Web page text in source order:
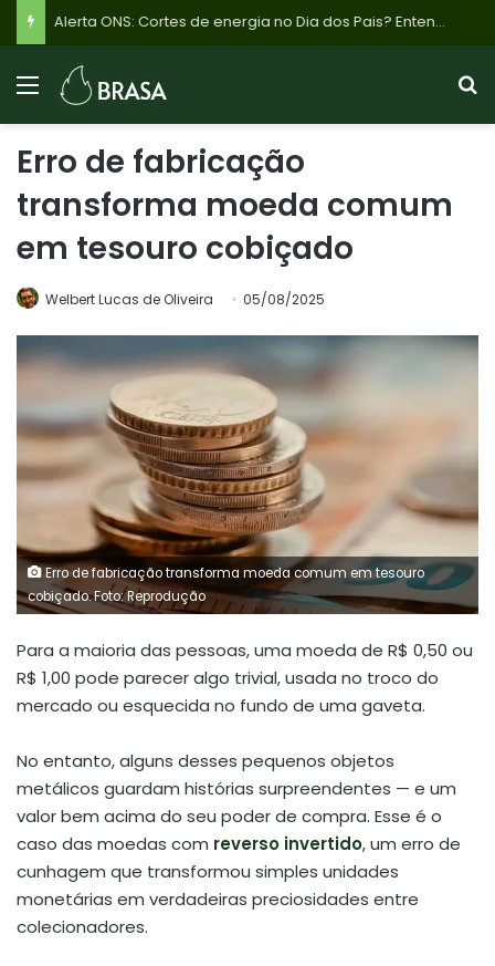
Alerta ONS: Cortes de energia no Dia dos Pais? Entenda o plano emergencial para evitar apagões por excesso de sol e baixa demanda
Erro de fabricação
transforma moeda comum
em tesouro cobiçado
Welbert Lucas de Oliveira 05/08/2025
Erro de fabricação transforma moeda comum em tesouro
cobiçado. Foto: Reprodução
Para a maioria das pessoas, uma moeda de R$ 0,50 ou
R$ 1,00 pode parecer algo trivial, usada no troco do
mercado ou esquecida no fundo de uma gaveta.
No entanto, alguns desses pequenos objetos
metálicos guardam histórias surpreendentes — e um
valor bem acima do seu poder de compra. Esse é o
caso das moedas com reverso invertido,um erro de
cunhagem que transformou simples unidades
monetárias em verdadeiras preciosidades entre
colecionadores.